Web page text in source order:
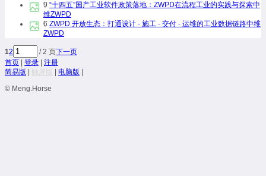
9 “十四五”国产工业软件政策落地：ZWPD在流程工业的实践与探索中
维ZWPD
6 ZWPD 开放生态：打通设计 - 施工 - 交付 - 运维的工业数据链路中维
ZWPD
12 / 2 页下一页
首页
登录
注册
简易版
触屏版 电脑版
© Meng.Horse